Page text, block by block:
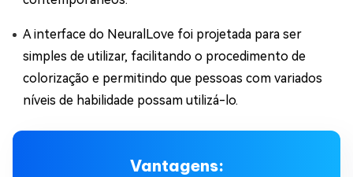
A interface do NeuralLove foi projetada para ser
simples de utilizar, facilitando o procedimento de
colorização e permitindo que pessoas com variados
níveis de habilidade possam utilizá-lo.
Vantagens: